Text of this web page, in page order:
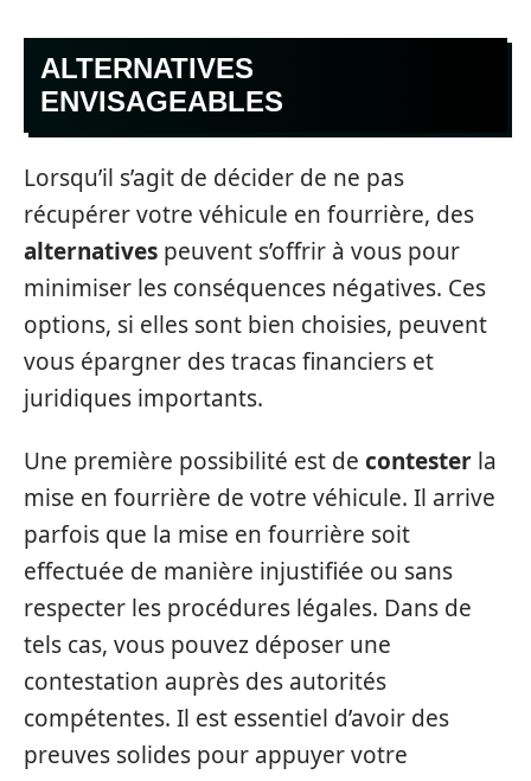
ALTERNATIVES
ENVISAGEABLES
Lorsqu’il s’agit de décider de ne pas
récupérer votre véhicule en fourrière, des
alternatives peuvent s’offrir à vous pour
minimiser les conséquences négatives. Ces
options, si elles sont bien choisies, peuvent
vous épargner des tracas financiers et
juridiques importants.
Une première possibilité est de contester la
mise en fourrière de votre véhicule. Il arrive
parfois que la mise en fourrière soit
effectuée de manière injustifiée ou sans
respecter les procédures légales. Dans de
tels cas, vous pouvez déposer une
contestation auprès des autorités
compétentes. Il est essentiel d’avoir des
preuves solides pour appuyer votre